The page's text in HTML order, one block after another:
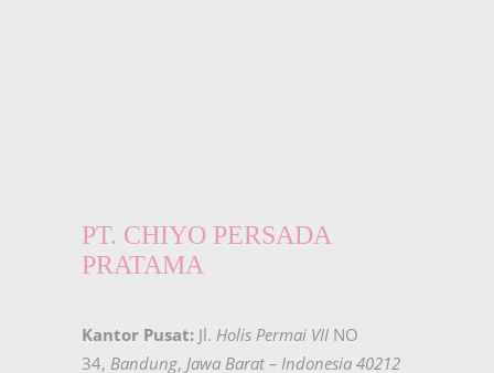
PT. CHIYO PERSADA
PRATAMA
Kantor Pusat: Jl. Holis Permai VII NO
34, Bandung, Jawa Barat – Indonesia 40212